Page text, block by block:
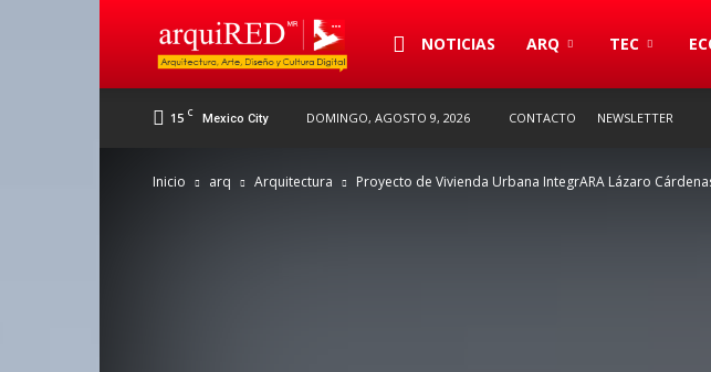
arquiREDNOTICIAS ARQ TEC
15 C Mexico City DOMINGO, AGOSTO 9, 2026 CONTACTO NEWSLETTER
Inicio arq Arquitectura Proyecto de Vivienda Urbana IntegrARA Lázaro